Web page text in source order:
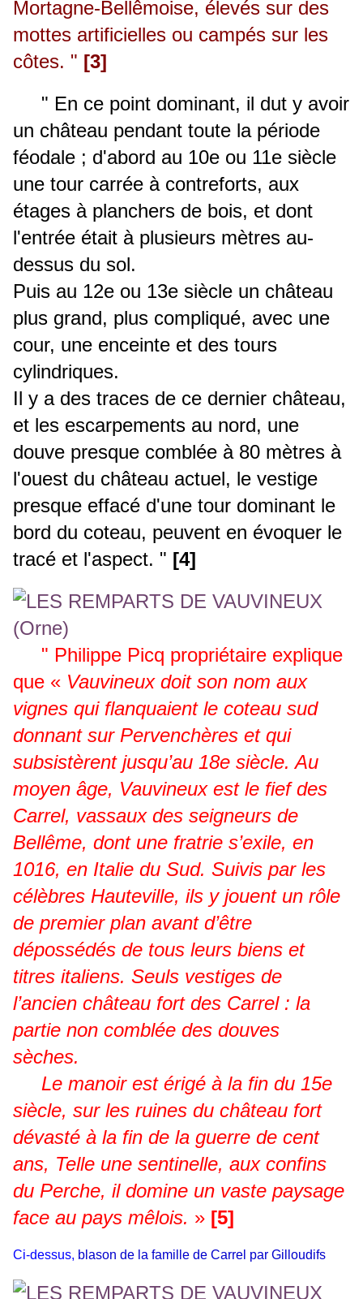
Mortagne-Bellêmoise, élevés sur des
mottes artificielles ou campés sur les
côtes. " [3]
" En ce point dominant, il dut y avoir
un château pendant toute la période
féodale ; d'abord au 10e ou 11e siècle
une tour carrée à contreforts, aux
étages à planchers de bois, et dont
l'entrée était à plusieurs mètres au-
dessus du sol.
Puis au 12e ou 13e siècle un château
plus grand, plus compliqué, avec une
cour, une enceinte et des tours
cylindriques.
Il y a des traces de ce dernier château,
et les escarpements au nord, une
douve presque comblée à 80 mètres à
l'ouest du château actuel, le vestige
presque effacé d'une tour dominant le
bord du coteau, peuvent en évoquer le
tracé et l'aspect. " [4]
" Philippe Picq propriétaire explique
que « Vauvineux doit son nom aux
vignes qui flanquaient le coteau sud
donnant sur Pervenchères et qui
subsistèrent jusqu’au 18e siècle. Au
moyen âge, Vauvineux est le fief des
Carrel, vassaux des seigneurs de
Bellême, dont une fratrie s’exile, en
1016, en Italie du Sud. Suivis par les
célèbres Hauteville, ils y jouent un rôle
de premier plan avant d’être
dépossédés de tous leurs biens et
titres italiens. Seuls vestiges de
l’ancien château fort des Carrel : la
partie non comblée des douves
sèches.
Le manoir est érigé à la fin du 15e
siècle, sur les ruines du château fort
dévasté à la fin de la guerre de cent
ans, Telle une sentinelle, aux confins
du Perche, il domine un vaste paysage
face au pays mêlois. » [5]
Ci-dessus, blason de la famille de Carrel par Gilloudifs